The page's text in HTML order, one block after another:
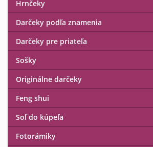
Hrnčeky
Darčeky podľa znamenia
Darčeky pre priateľa
Sošky
Originálne darčeky
Feng shui
Soľ do kúpeľa
Fotorámiky